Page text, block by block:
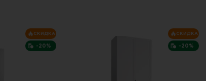
-20%
СКИДКА
-20%
СКИДКА